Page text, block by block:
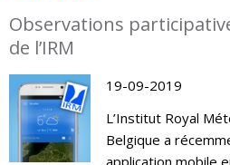
Observations
de l’IRM
19-09-2019
L’Institut Royal
Belgique a
application mobile